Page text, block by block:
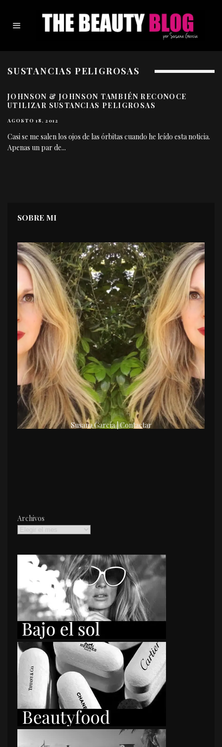
SUSTANCIAS PELIGROSAS
JOHNSON & JOHNSON TAMBIÉN RECONOCE
UTILIZAR SUSTANCIAS PELIGROSAS
AGOSTO 18, 2012
Casi se me salen los ojos de las órbitas cuando he leído esta noticia.
Apenas un par de...
SOBRE MI
Susana García | Contactar
Archivos